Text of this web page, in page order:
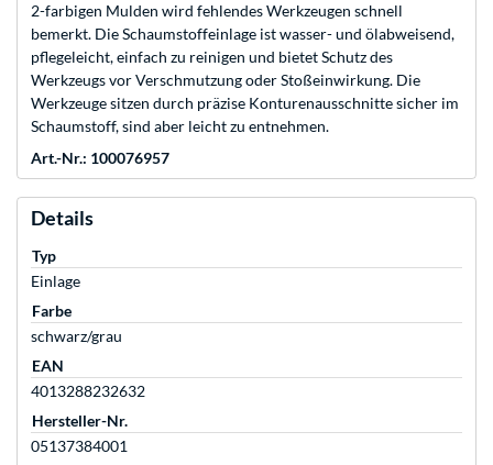
2-farbigen Mulden wird fehlendes Werkzeugen schnell
bemerkt. Die Schaumstoffeinlage ist wasser- und ölabweisend,
pflegeleicht, einfach zu reinigen und bietet Schutz des
Werkzeugs vor Verschmutzung oder Stoßeinwirkung. Die
Werkzeuge sitzen durch präzise Konturenausschnitte sicher im
Schaumstoff, sind aber leicht zu entnehmen.
Art.-Nr.: 100076957
Details
Typ
Einlage
Farbe
schwarz/grau
EAN
4013288232632
Hersteller-Nr.
05137384001